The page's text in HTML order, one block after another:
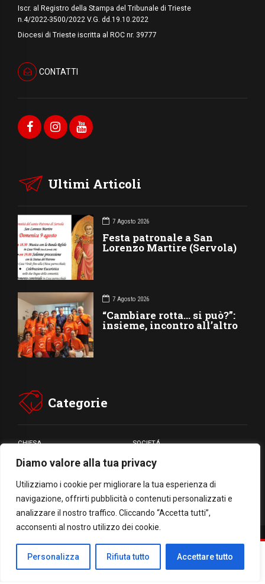
Diamo valore alla tua privacy
Utilizziamo i cookie per migliorare la tua esperienza di
navigazione, offrirti pubblicità o contenuti personalizzati e
analizzare il nostro traffico. Cliccando “Accetta tutti”,
acconsenti al nostro utilizzo dei cookie.
Personalizza Rifiuta tutto Accettare tutto
Iscr. al Registro della Stampa del Tribunale di Trieste
n.4/2022-3500/2022 V.G. dd.19.10.2022
Diocesi di Trieste iscritta al ROC nr. 39777
CONTATTI
Ultimi Articoli
7 Agosto 2026
Festa patronale a San
Lorenzo Martire (Servola)
7 Agosto 2026
“Cambiare rotta… si può?”:
insieme, incontro all’altro
Categorie
CHIESA SOCIETÁ
CARITÁ GIUBILEO
CULTURA MEDIA
Facebook
WhatsApp
Threads
Email
Condividi